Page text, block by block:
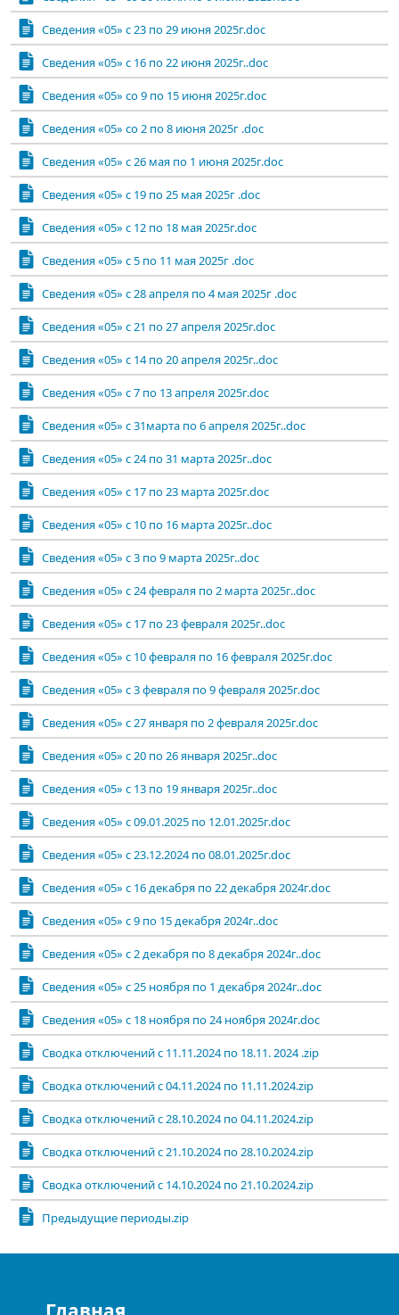
Сведения «05» с 23 по 29 июня 2025г.doc
Сведения «05» с 16 по 22 июня 2025г..doc
Сведения «05» со 9 по 15 июня 2025г.doc
Сведения «05» со 2 по 8 июня 2025г .doc
Сведения «05» с 26 мая по 1 июня 2025г.doc
Сведения «05» с 19 по 25 мая 2025г .doc
Сведения «05» с 12 по 18 мая 2025г.doc
Сведения «05» с 5 по 11 мая 2025г .doc
Сведения «05» с 28 апреля по 4 мая 2025г .doc
Сведения «05» с 21 по 27 апреля 2025г.doc
Сведения «05» с 14 по 20 апреля 2025г..doc
Сведения «05» с 7 по 13 апреля 2025г.doc
Сведения «05» с 31марта по 6 апреля 2025г..doc
Сведения «05» с 24 по 31 марта 2025г..doc
Сведения «05» с 17 по 23 марта 2025г.doc
Сведения «05» с 10 по 16 марта 2025г..doc
Сведения «05» с 3 по 9 марта 2025г..doc
Сведения «05» с 24 февраля по 2 марта 2025г..doc
Сведения «05» с 17 по 23 февраля 2025г..doc
Сведения «05» с 10 февраля по 16 февраля 2025г.doc
Сведения «05» с 3 февраля по 9 февраля 2025г.doc
Сведения «05» с 27 января по 2 февраля 2025г.doc
Сведения «05» с 20 по 26 января 2025г..doc
Сведения «05» с 13 по 19 января 2025г..doc
Сведения «05» с 09.01.2025 по 12.01.2025г.doc
Сведения «05» с 23.12.2024 по 08.01.2025г.doc
Сведения «05» с 16 декабря по 22 декабря 2024г.doc
Сведения «05» с 9 по 15 декабря 2024г..doc
Сведения «05» с 2 декабря по 8 декабря 2024г..doc
Сведения «05» с 25 ноября по 1 декабря 2024г..doc
Сведения «05» с 18 ноября по 24 ноября 2024г.doc
Сводка отключений c 11.11.2024 по 18.11. 2024 .zip
Сводка отключений c 04.11.2024 по 11.11.2024.zip
Сводка отключений c 28.10.2024 по 04.11.2024.zip
Сводка отключений c 21.10.2024 по 28.10.2024.zip
Сводка отключений c 14.10.2024 по 21.10.2024.zip
Предыдущие периоды.zip